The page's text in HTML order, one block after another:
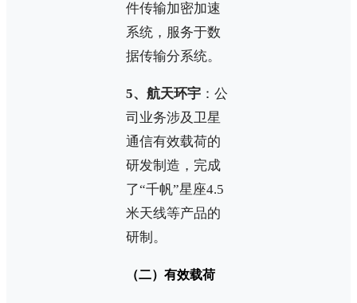
件传输加密加速
系统，服务于数
据传输分系统。
5、航天环宇 ：公
司业务涉及卫星
通信有效载荷的
研发制造，完成
了“千帆”星座4.5
米天线等产品的
研制。
（二）有效载荷